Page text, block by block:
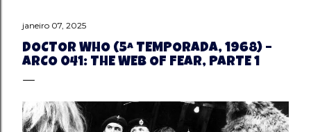
janeiro 07, 2025
DOCTOR WHO (5ª TEMPORADA, 1968) –
ARCO 041: THE WEB OF FEAR, PARTE 1